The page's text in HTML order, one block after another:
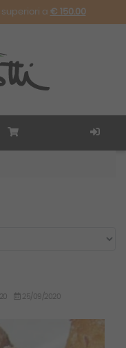
a € 150.00
25/09/2020